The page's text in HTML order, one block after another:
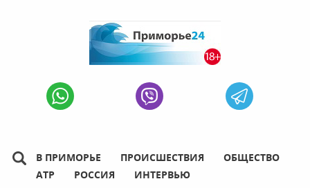
В ПРИМОРЬЕ ПРОИСШЕСТВИЯ
ОБЩЕСТВО
АТР
РОССИЯ ИНТЕРВЬЮ